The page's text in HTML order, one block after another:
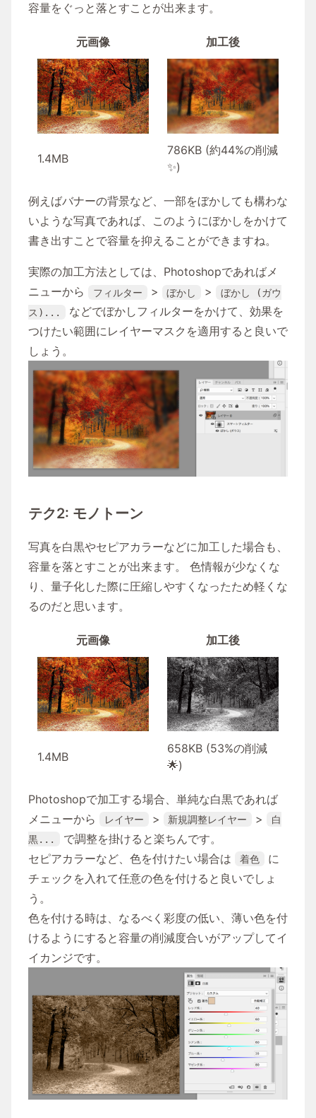
容量をぐっと落とすことが出来ます。
元画像 加工後
1.4MB
786KB (約44%の削減
✨)
例えばバナーの背景など、一部をぼかしても構わな
いような写真であれば、このようにぼかしをかけて
書き出すことで容量を抑えることができますね。
実際の加工方法としては、Photoshopであればメ
ニューから
フィルター > ぼかし >
ぼかし (ガウ
ス)...
などでぼかしフィルターをかけて、効果を
つけたい範囲にレイヤーマスクを適用すると良いで
しょう。
テク2: モノトーン
写真を白黒やセピアカラーなどに加工した場合も、
容量を落とすことが出来ます。 色情報が少なくな
り、量子化した際に圧縮しやすくなったため軽くな
るのだと思います。
元画像 加工後
1.4MB
658KB (53%の削減
🌟)
Photoshopで加工する場合、単純な白黒であれば
メニューから
レイヤー > 新規調整レイヤー >
白
黒...
で調整を掛けると楽ちんです。
セピアカラーなど、色を付けたい場合は
着色
に
チェックを入れて任意の色を付けると良いでしょ
う。
色を付ける時は、なるべく彩度の低い、薄い色を付
けるようにすると容量の削減度合いがアップしてイ
イカンジです。